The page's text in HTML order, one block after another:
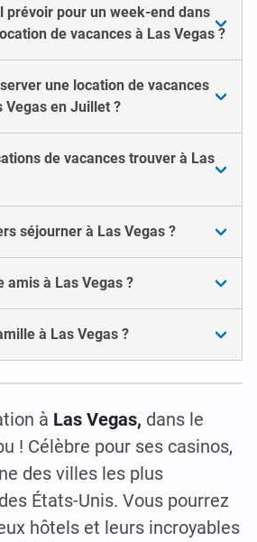
prévoir pour un week-end dans
de vacances à Las Vegas ?
une location de vacances
Vegas en Juillet ?
de vacances trouver à Las
séjourner à Las Vegas ?
amis à Las Vegas ?
à Las Vegas ?
à Las Vegas, dans le
! Célèbre pour ses casinos,
des villes les plus
États-Unis. Vous pourrez
hôtels et leurs incroyables